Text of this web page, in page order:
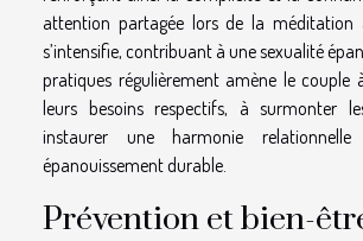
attention partagée lors de la méditation
s’intensifie, contribuant à une sexualité
pratiques régulièrement amène le couple
leurs besoins respectifs, à surmonter
instaurer une harmonie
épanouissement durable.
Prévention et bien-